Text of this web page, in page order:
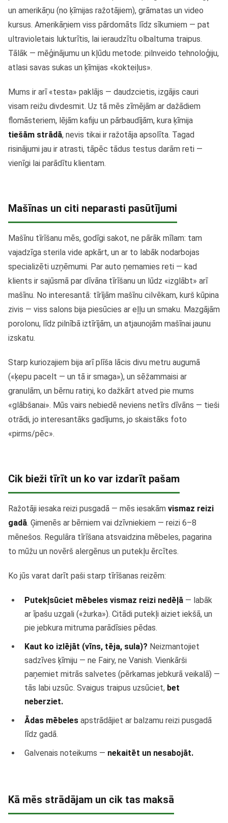
un amerikāņu (no ķīmijas ražotājiem), grāmatas un video
kursus. Amerikāņiem viss pārdomāts līdz sīkumiem — pat
ultravioletais lukturītis, lai ieraudzītu olbaltuma traipus.
Tālāk — mēģinājumu un kļūdu metode: pilnveido tehnoloģiju,
atlasi savas sukas un ķīmijas «kokteiļus».
Mums ir arī «testa» paklājs — daudzcietis, izgājis cauri
visam reižu divdesmit. Uz tā mēs zīmējām ar dažādiem
flomāsteriem, lējām kafiju un pārbaudījām, kura ķīmija
tiešām strādā, nevis tikai ir ražotāja apsolīta. Tagad
risinājumi jau ir atrasti, tāpēc tādus testus darām reti —
vienīgi lai parādītu klientam.
Mašīnas un citi neparasti pasūtījumi
Mašīnu tīrīšanu mēs, godīgi sakot, ne pārāk mīlam: tam
vajadzīga sterila vide apkārt, un ar to labāk nodarbojas
specializēti uzņēmumi. Par auto ņemamies reti — kad
klients ir sajūsmā par dīvāna tīrīšanu un lūdz «izglābt» arī
mašīnu. No interesantā: tīrījām mašīnu cilvēkam, kurš kūpina
zivis — viss salons bija piesūcies ar eļļu un smaku. Mazgājām
porolonu, līdz pilnībā iztīrījām, un atjaunojām mašīnai jaunu
izskatu.
Starp kuriozajiem bija arī plīša lācis divu metru augumā
(«ķepu pacelt — un tā ir smaga»), un sēžammaisi ar
granulām, un bērnu ratiņi, ko dažkārt atved pie mums
«glābšanai». Mūs vairs nebiedē neviens netīrs dīvāns — tieši
otrādi, jo interesantāks gadījums, jo skaistāks foto
«pirms/pēc».
Cik bieži tīrīt un ko var izdarīt pašam
Ražotāji iesaka reizi pusgadā — mēs iesakām vismaz reizi
gadā. Ģimenēs ar bērniem vai dzīvniekiem — reizi 6–8
mēnešos. Regulāra tīrīšana atsvaidzina mēbeles, pagarina
to mūžu un novērš alergēnus un putekļu ērcītes.
Ko jūs varat darīt paši starp tīrīšanas reizēm:
Putekļsūciet mēbeles vismaz reizi nedēļā — labāk
ar īpašu uzgali («žurka»). Citādi putekļi aiziet iekšā, un
pie jebkura mitruma parādīsies pēdas.
Kaut ko izlējāt (vīns, tēja, sula)? Neizmantojiet
sadzīves ķīmiju — ne Fairy, ne Vanish. Vienkārši
paņemiet mitrās salvetes (pērkamas jebkurā veikalā) —
tās labi uzsūc. Svaigus traipus uzsūciet, bet
neberziet.
Ādas mēbeles apstrādājiet ar balzamu reizi pusgadā
līdz gadā.
Galvenais noteikums — nekaitēt un nesabojāt.
Kā mēs strādājam un cik tas maksā